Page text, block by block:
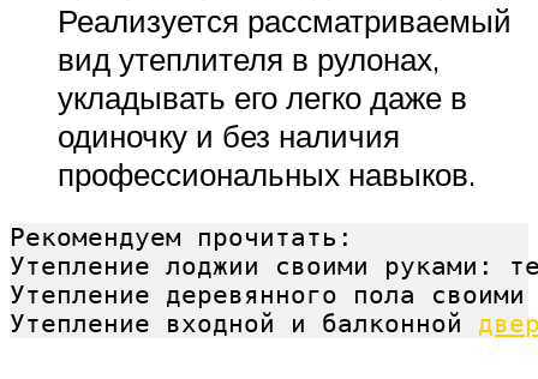
Реализуется рассматриваемый
вид утеплителя в рулонах,
укладывать его легко даже в
одиночку и без наличия
профессиональных навыков.
Рекомендуем прочитать:
Утепление лоджии своими руками:
Утепление деревянного пола
Утепление входной и балконной